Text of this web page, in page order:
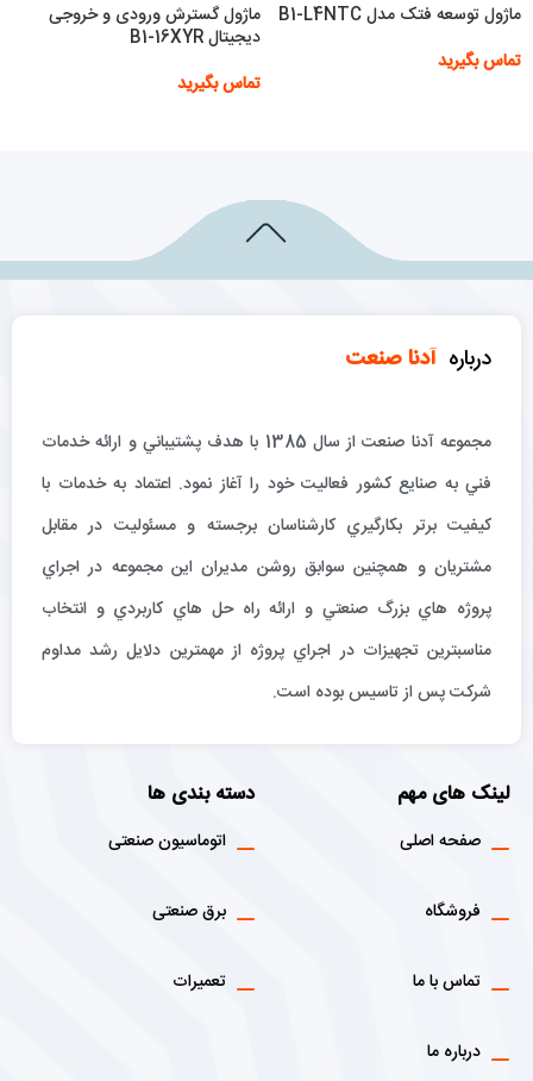
ماژول توسعه فتک مدل B1-L4NTC
تماس بگیرید
ماژول گسترش ورودی و خروجی
دیجیتال B1-16XYR
تماس بگیرید
درباره آدنا صنعت
مجموعه آدنا صنعت از سال 1385 با هدف پشتيباني و ارائه خدمات
فني به صنايع كشور فعاليت خود را آغاز نمود. اعتماد به خدمات با
كيفيت برتر بكارگيري كارشناسان برجسته و مسئوليت در مقابل
مشتريان و همچنين سوابق روشن مديران اين مجموعه در اجراي
پروژه هاي بزرگ صنعتي و ارائه راه حل هاي كاربردي و انتخاب
مناسبترين تجهيزات در اجراي پروژه از مهمترين دلايل رشد مداوم
شركت پس از تاسيس بوده است.
لینک های مهم
صفحه اصلی
فروشگاه
تماس با ما
درباره ما
دسته بندی ها
اتوماسیون صنعتی
برق صنعتی
تعمیرات